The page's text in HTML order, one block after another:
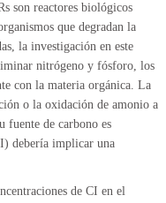
son reactores biológicos
que degradan la
la investigación en este
nitrógeno y fósforo, los
con la materia orgánica. La
o la oxidación de amonio a
fuente de carbono es
debería implicar una
de CI en el